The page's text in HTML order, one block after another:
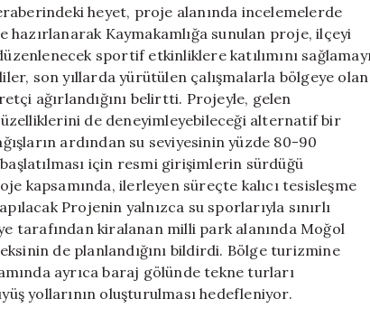
heyet, proje alanında incelemelerde
Kaymakamlığa sunulan proje, ilçeyi
sportif etkinliklere katılımını
son yıllarda yürütülen çalışmalarla bölgeye olan
ağırlandığını belirtti. Projeyle, gelen
de deneyimleyebileceği alternatif bir
ardından su seviyesinin yüzde 80-90
başlatılması için resmi girişimlerin sürdüğü
kapsamında, ilerleyen süreçte kalıcı tesisleşme
Projenin yalnızca su sporlarıyla sınırlı
tarafından kiralanan milli park alanında Moğol
de planlandığını bildirdi. Bölge turizmine
ayrıca baraj gölünde tekne turları
yollarının oluşturulması hedefleniyor.